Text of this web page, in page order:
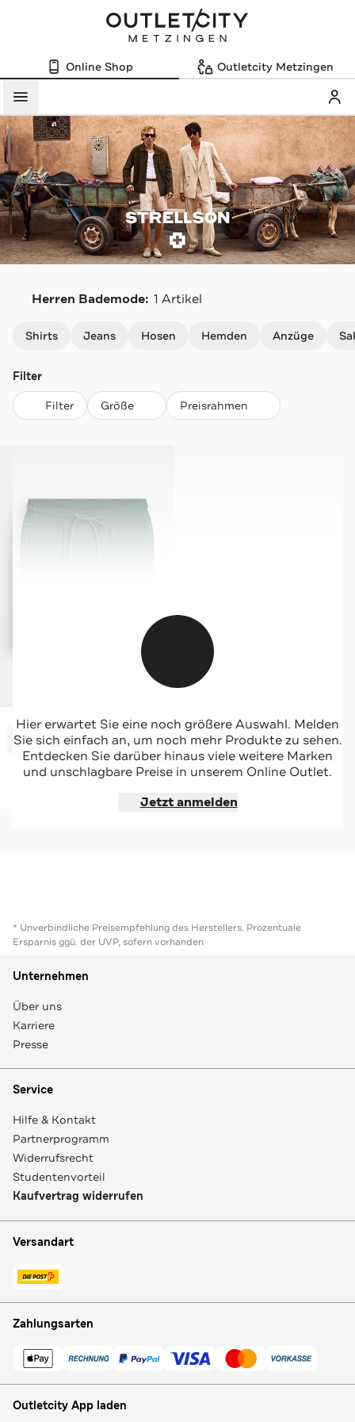
Online Shop Outletcity Metzingen
Menü
Herren Bademode: 1 Artikel
Shirts Jeans Hosen Hemden Anzüge
Filter
Filter Größe Preisrahmen
STRELLSON
Badeshorts grün
-61%*
Sale
Jetzt shoppen
Hier erwartet Sie eine noch größere Auswahl. Melden
Sie sich einfach an, um noch mehr Produkte zu sehen.
Entdecken Sie darüber hinaus viele weitere Marken
und unschlagbare Preise in unserem Online Outlet.
Jetzt anmelden
* Unverbindliche Preisempfehlung des Herstellers. Prozentuale
Ersparnis ggü. der UVP, sofern vorhanden
Unternehmen
Über uns
Karriere
Presse
Service
Hilfe & Kontakt
Partnerprogramm
Widerrufsrecht
Studentenvorteil
Kaufvertrag widerrufen
Versandart
Zahlungsarten
Outletcity App laden